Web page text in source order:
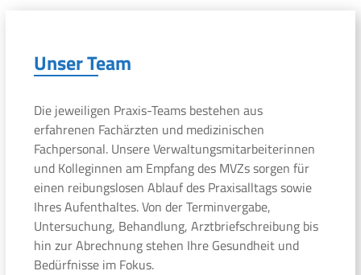
Unser Team
Die jeweiligen Praxis-Teams bestehen aus
erfahrenen Fachärzten und medizinischen
Fachpersonal. Unsere Verwaltungsmitarbeiterinnen
und Kolleginnen am Empfang des MVZs sorgen für
einen reibungslosen Ablauf des Praxisalltags sowie
Ihres Aufenthaltes. Von der Terminvergabe,
Untersuchung, Behandlung, Arztbriefschreibung bis
hin zur Abrechnung stehen Ihre Gesundheit und
Bedürfnisse im Fokus.